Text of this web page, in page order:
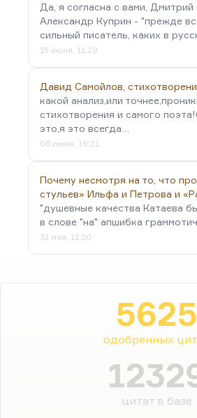
Да, я согласна с вами, Дмитрий
Александр Куприн - "прежде
сильный писатель, каких в
15 июня, 11:29
Давид Самойлов,
какой анализ,или
стихотворения и самого
это,я это всегда…
06 июня, 19:21
Почему несмотря на то, что
стульев» Ильфа и Петрова и
"душевные качества Катаева
в слове "на" апшибка
31 мая, 11:20
5625
одобренных
цитат в базе